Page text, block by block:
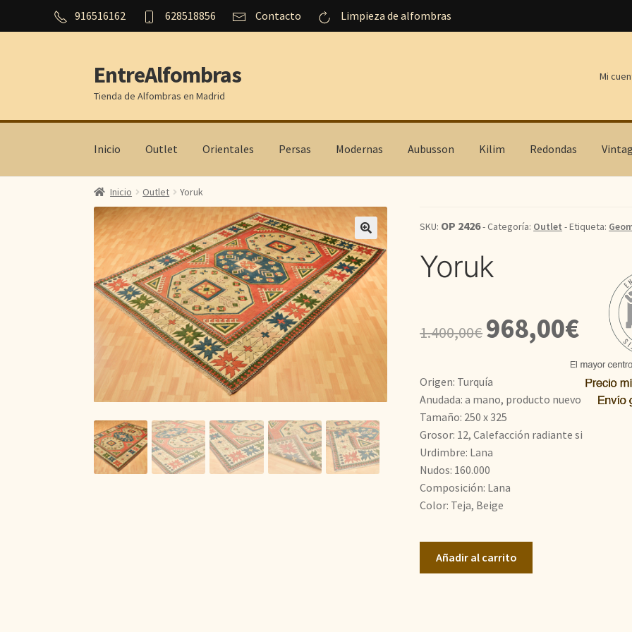
916516162 628518856 Contacto Limpieza de alfombras
Ir
a
la
navegación
Ir
al
contenido
EntreAlfombras
Tienda de Alfombras en Madrid
Mi
Inicio Outlet Orientales Persas Modernas Aubusson Kilim Redondas
Inicio Outlet Yoruk
SKU: OP 2426- Categoría: Outlet - Etiqueta:
Yoruk
1.400,00€
El
precio
era:
1.400,00€.
968,00€El
precio
actual
es:
Origen: Turquía
Anudada: a mano, producto nuevo
Tamaño: 250 x 325
Grosor: 12, Calefacción radiante si
Urdimbre: Lana
Nudos: 160.000
Composición: Lana
Color: Teja, Beige
Añadir al carrito